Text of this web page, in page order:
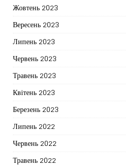
Жовтень 2023
Вересень 2023
Липень 2023
Червень 2023
Травень 2023
Квітень 2023
Березень 2023
Липень 2022
Червень 2022
Травень 2022